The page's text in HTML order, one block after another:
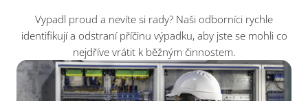
Vypadl proud a nevíte si rady? Naši odborníci rychle
identifikují a odstraní příčinu výpadku, aby jste se mohli co
nejdříve vrátit k běžným činnostem.